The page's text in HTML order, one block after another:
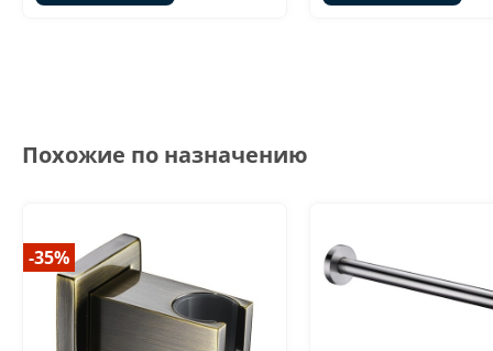
Похожие по назначению
-35%